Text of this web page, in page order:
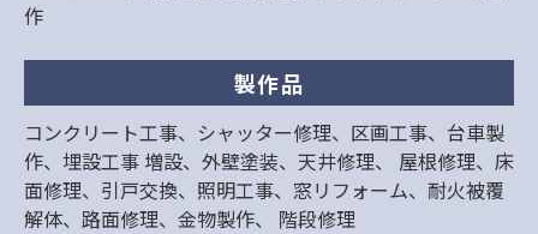
作
製作品
コンクリート工事、シャッター修理、区画工事、台車製
作、埋設工事 増設、外壁塗装、天井修理、 屋根修理、床
面修理、引戸交換、照明工事、窓リフォーム、耐火被覆
解体、路面修理、金物製作、 階段修理